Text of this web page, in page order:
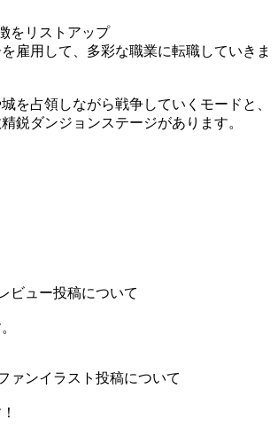
をリストアップ
雇用して、多彩な職業に転職していきま
を占領しながら戦争していくモードと、
鋭ダンジョンステージがあります。
ビュー投稿について
ァンイラスト投稿について